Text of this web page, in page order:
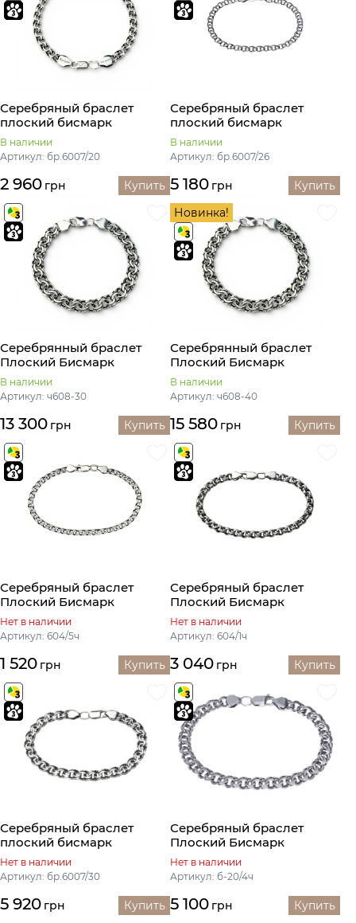
Серебряный браслет
плоский бисмарк
В наличии
Артикул: бр.6007/20
2 960 грн Купить
Серебряный браслет
плоский бисмарк
В наличии
Артикул: бр.6007/26
5 180 грн Купить
Серебрянный браслет
Плоский Бисмарк
В наличии
Артикул: ч608-30
13 300 грн Купить
Новинка!
Серебрянный браслет
Плоский Бисмарк
В наличии
Артикул: ч608-40
15 580 грн Купить
Серебряный браслет
Плоский Бисмарк
Нет в наличии
Артикул: 604/5ч
1 520 грн Купить
Серебряный браслет
Плоский Бисмарк
Нет в наличии
Артикул: 604/1ч
3 040 грн Купить
Серебряный браслет
плоский бисмарк
Нет в наличии
Артикул: бр.6007/30
5 920 грн Купить
Серебряный браслет
Плоский Бисмарк
Нет в наличии
Артикул: б-20/4ч
5 100 грн Купить